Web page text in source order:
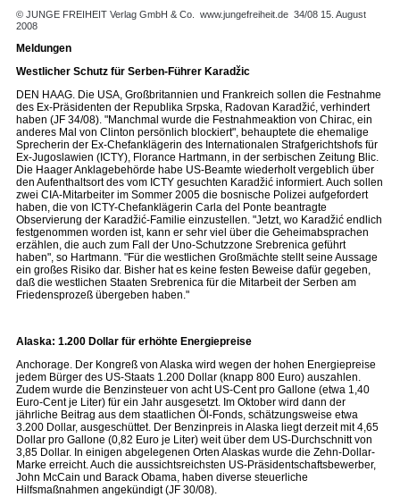
© JUNGE FREIHEIT Verlag GmbH & Co. www.jungefreiheit.de 34/08 15. August
2008
Meldungen
Westlicher Schutz für Serben-Führer Karadžic
DEN HAAG. Die USA, Großbritannien und Frankreich sollen die Festnahme
des Ex-Präsidenten der Republika Srpska, Radovan Karadžić, verhindert
haben (JF 34/08). "Manchmal wurde die Festnahmeaktion von Chirac, ein
anderes Mal von Clinton persönlich blockiert", behauptete die ehemalige
Sprecherin der Ex-Chefanklägerin des Internationalen Strafgerichtshofs für
Ex-Jugoslawien (ICTY), Florance Hartmann, in der serbischen Zeitung Blic.
Die Haager Anklagebehörde habe US-Beamte wiederholt vergeblich über
den Aufenthaltsort des vom ICTY gesuchten Karadžić informiert. Auch sollen
zwei CIA-Mitarbeiter im Sommer 2005 die bosnische Polizei aufgefordert
haben, die von ICTY-Chefanklägerin Carla del Ponte beantragte
Observierung der Karadžić-Familie einzustellen. "Jetzt, wo Karadžić endlich
festgenommen worden ist, kann er sehr viel über die Geheimabsprachen
erzählen, die auch zum Fall der Uno-Schutzzone Srebrenica geführt
haben", so Hartmann. "Für die westlichen Großmächte stellt seine Aussage
ein großes Risiko dar. Bisher hat es keine festen Beweise dafür gegeben,
daß die westlichen Staaten Srebrenica für die Mitarbeit der Serben am
Friedensprozeß übergeben haben."
Alaska: 1.200 Dollar für erhöhte Energiepreise
Anchorage. Der Kongreß von Alaska wird wegen der hohen Energiepreise
jedem Bürger des US-Staats 1.200 Dollar (knapp 800 Euro) auszahlen.
Zudem wurde die Benzinsteuer von acht US-Cent pro Gallone (etwa 1,40
Euro-Cent je Liter) für ein Jahr ausgesetzt. Im Oktober wird dann der
jährliche Beitrag aus dem staatlichen Öl-Fonds, schätzungsweise etwa
3.200 Dollar, ausgeschüttet. Der Benzinpreis in Alaska liegt derzeit mit 4,65
Dollar pro Gallone (0,82 Euro je Liter) weit über dem US-Durchschnitt von
3,85 Dollar. In einigen abgelegenen Orten Alaskas wurde die Zehn-Dollar-
Marke erreicht. Auch die aussichtsreichsten US-Präsidentschaftsbewerber,
John McCain und Barack Obama, haben diverse steuerliche
Hilfsmaßnahmen angekündigt (JF 30/08).